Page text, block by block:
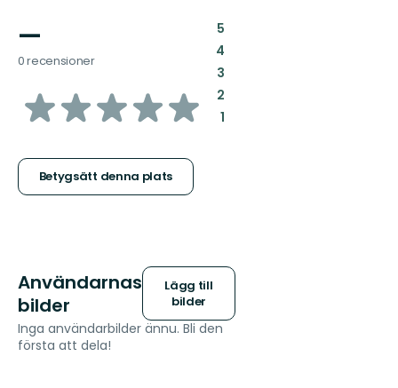
—
0 recensioner
av
stjärnor
Betygsätt denna plats
5:
4:
3:
2:
1:
Användarnas
bilder
Lägg till
bilder
Inga användarbilder ännu. Bli den
första att dela!